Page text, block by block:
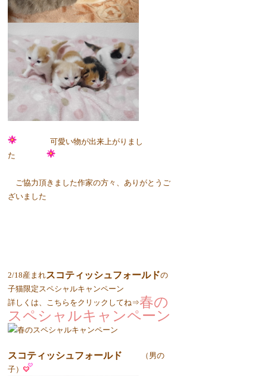
可愛い物が出来上がりまし
た
ご協力頂きました作家の方々、ありがとうご
ざいました
2/18産まれスコティッシュフォールドの
子猫限定スペシャルキャンペーン
詳しくは、こちらをクリックしてね⇒春の
スペシャルキャンペーン
スコティッシュフォールド
（男の
子）